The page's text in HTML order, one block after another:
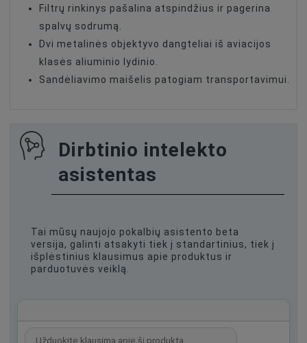
Filtrų rinkinys pašalina atspindžius ir pagerina
spalvų sodrumą.
Dvi metalinės objektyvo dangteliai iš aviacijos
klasės aliuminio lydinio.
Sandėliavimo maišelis patogiam transportavimui.
Dirbtinio intelekto
asistentas
Tai mūsų naujojo pokalbių asistento beta
versija, galinti atsakyti tiek į standartinius, tiek į
išplėstinius klausimus apie produktus ir
parduotuvės veiklą.